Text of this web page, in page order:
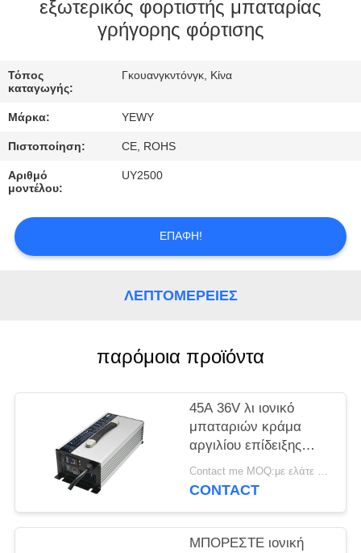
ΠΟΙΟΤΙΚΌΣ
ΜΑΣ
ΕΛΆΤΕ
ΕΠΑΦΉ
ΜΕ
ΕΙΔΉΣΕΙΣ
SITEMAP
PRIVACY
POLICY
εξωτερικός φορτιστής μπαταρίας
γρήγορης φόρτισης
Τόπος
καταγωγής:
Γκουανγκντόνγκ, Κίνα
Μάρκα: YEWY
Πιστοποίηση: CE, ROHS
Αριθμό
μοντέλου:
UY2500
ΕΠΑΦΉ!
ΛΕΠΤΟΜΈΡΕΙΕΣ
παρόμοια προϊόντα
45A 36V λι ιονικό
μπαταριών κράμα
αργιλίου επίδειξης
φορτιστών ασημένιο
LCD
Contact me MOQ:με ελάτε σε επαφή με
CONTACT
ΜΠΟΡΕΣΤΕ ιονική